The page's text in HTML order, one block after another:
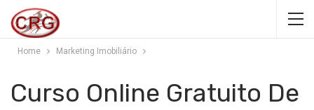
Home Marketing Imobiliário
Curso Online Gratuito De